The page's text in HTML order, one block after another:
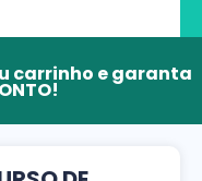
carrinho e garanta